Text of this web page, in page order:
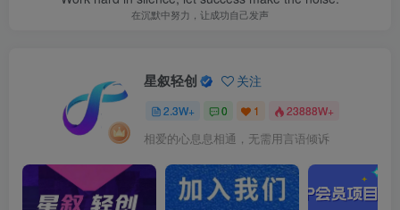
在沉默中努力，让成功自己发声
星叙轻创 关注
2.3W+ 0 1 23888W+
相爱的心息息相通，无需用言语倾诉